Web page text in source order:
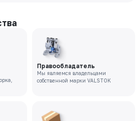
Правообладатель
Мы являемся владельцами
собственной марки VALSTOK